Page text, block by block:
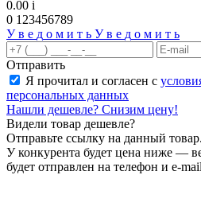
0.00 i
0 1 23456789
У в е д о м и т ь У в е д о м и т ь
Отправить
Я прочитал и согласен с
персональных данных
Нашли дешевле? Снизим цену!
Видели товар дешевле?
Отправьте ссылку на данный товар.
У конкурента будет цена ниже —
будет отправлен на телефон и е-